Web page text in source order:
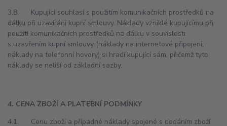
3.8. Kupující souhlasí s použitím komunikačních prostředků na
dálku při uzavírání kupní smlouvy. Náklady vzniklé kupujícímu při
použití komunikačních prostředků na dálku v souvislosti
s uzavřením kupní smlouvy (náklady na internetové připojení,
náklady na telefonní hovory) si hradí kupující sám, přičemž tyto
náklady se neliší od základní sazby.
4. CENA ZBOŽÍ A PLATEBNÍ PODMÍNKY
4.1. Cenu zboží a případné náklady spojené s dodáním zboží